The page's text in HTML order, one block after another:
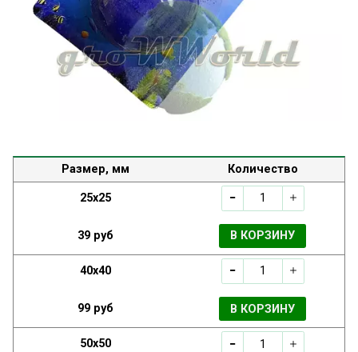
Размер, мм Количество
25x25
39 руб В КОРЗИНУ
40x40
99 руб В КОРЗИНУ
50x50